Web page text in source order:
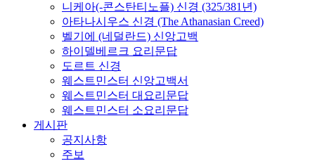
니케아(-콘스탄티노플) 신경 (325/381년)
아타나시우스 신경 (The Athanasian Creed)
벨기에 (네덜란드) 신앙고백
하이델베르크 요리문답
도르트 신경
웨스트민스터 신앙고백서
웨스트민스터 대요리문답
웨스트민스터 소요리문답
게시판
공지사항
주보